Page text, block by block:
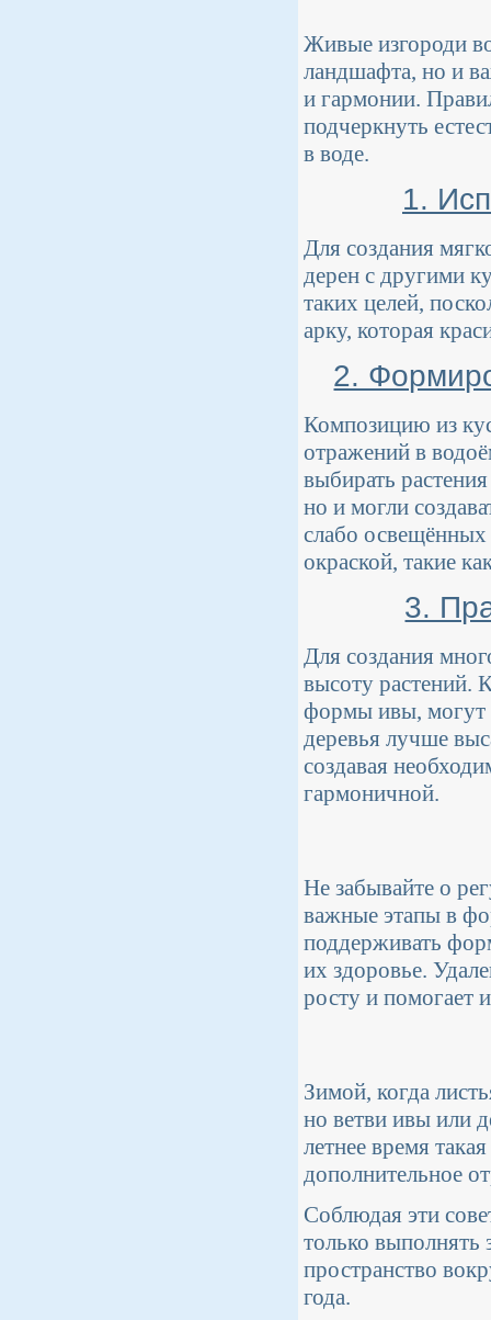
Живые изгороди
ландшафта, но и
и гармонии.
подчеркнуть
в воде.
1.
Для создания
дерен с другими
таких целей,
арку, которая
2.
Композицию из
отражений в
выбирать
но и могли
слабо освещённых
окраской, такие
3.
Для создания
высоту растений.
формы ивы, могут
деревья лучше
создавая
гармоничной.
Не забывайте о
важные этапы в
поддерживать
их здоровье.
росту и помогает
Зимой, когда
но ветви ивы или
летнее время
дополнительное
Соблюдая эти
только выполнять
пространство
года.